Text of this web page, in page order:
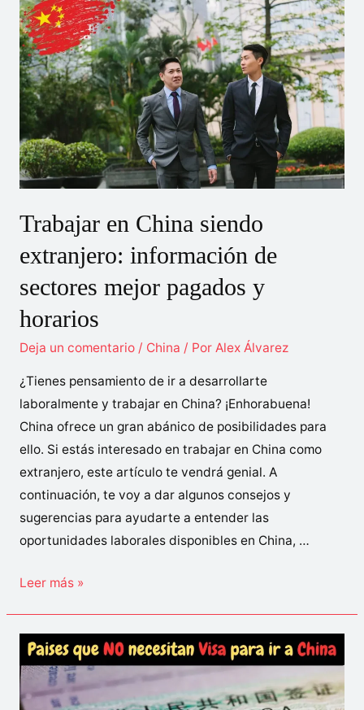
vivir
a
China
y
cómo
obtener
el
visado?
Trabajar en China siendo
extranjero: información de
sectores mejor pagados y
horarios
Deja un comentario / China / Por Alex Álvarez
¿Tienes pensamiento de ir a desarrollarte
laboralmente y trabajar en China? ¡Enhorabuena!
China ofrece un gran abánico de posibilidades para
ello. Si estás interesado en trabajar en China como
extranjero, este artículo te vendrá genial. A
continuación, te voy a dar algunos consejos y
sugerencias para ayudarte a entender las
oportunidades laborales disponibles en China, …
Trabajar
siendo
extranjero:
información
Leer más »